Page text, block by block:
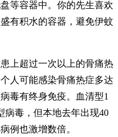
等容器中。你的先生喜欢
有积水的容器，避免伊蚊
上超过一次以上的骨痛热
人可能感染骨痛热症多达
毒有终身免疫。血清型1
病毒，但本地去年出现40
例也激增数倍。